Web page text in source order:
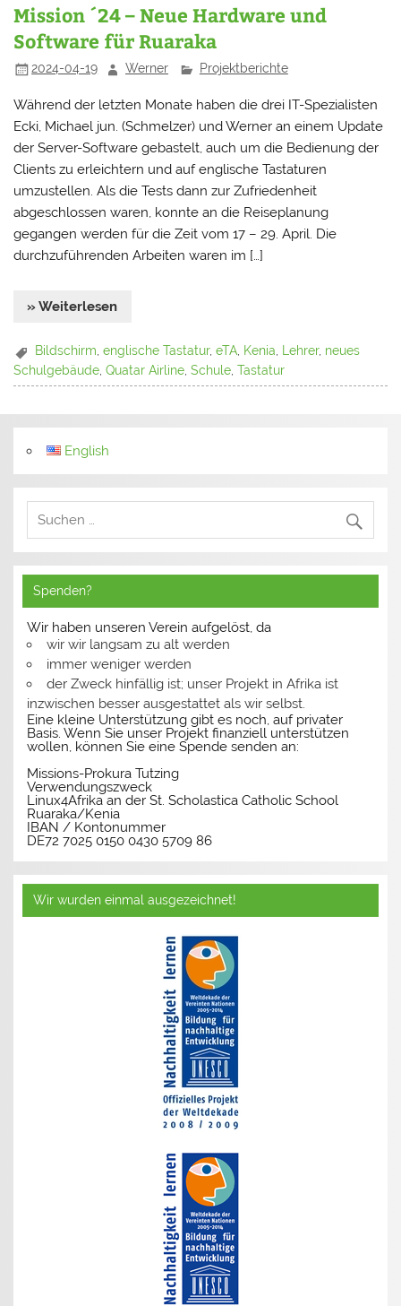
Mission ´24 – Neue Hardware und
Software für Ruaraka
2024-04-19 Werner Projektberichte
Während der letzten Monate haben die drei IT-Spezialisten
Ecki, Michael jun. (Schmelzer) und Werner an einem Update
der Server-Software gebastelt, auch um die Bedienung der
Clients zu erleichtern und auf englische Tastaturen
umzustellen. Als die Tests dann zur Zufriedenheit
abgeschlossen waren, konnte an die Reiseplanung
gegangen werden für die Zeit vom 17 – 29. April. Die
durchzuführenden Arbeiten waren im […]
» Weiterlesen
Bildschirm ,englische Tastatur,eTA Kenia Lehrer, neues
Schulgebäude ,Quatar Airline ,Schule ,Tastatur
English
Spenden?
Wir haben unseren Verein aufgelöst, da
wir wir langsam zu alt werden
immer weniger werden
der Zweck hinfällig ist; unser Projekt in Afrika ist
inzwischen besser ausgestattet als wir selbst.
Eine kleine Unterstützung gibt es noch, auf privater
Basis. Wenn Sie unser Projekt finanziell unterstützen
wollen, können Sie eine Spende senden an:
Missions-Prokura Tutzing
Verwendungszweck
Linux4Afrika an der St. Scholastica Catholic School
Ruaraka/Kenia
IBAN / Kontonummer
DE72 7025 0150 0430 5709 86
Wir wurden einmal ausgezeichnet!